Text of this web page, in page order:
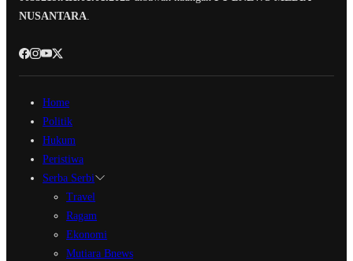
NUSANTARA
Home
Politik
Hukum
Peristiwa
Serba Serbi
Travel
Ragam
Ekonomi
Mutiara Bnews